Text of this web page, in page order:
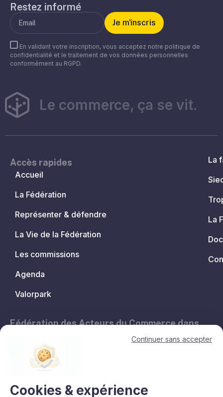
Restez informé
En validant votre inscription, vous acceptez notre politique de
confidentialité et le traitement de vos données personnelles
conformément au RGPD.
Le commerce, ça se vit.
Accès rapides
Accueil
La Fédération
Représenter & défendre
La Vie de la Fédération
Les commissions
Agenda
Valorpark
La
La
Fédération des Acteurs du Commerce dans
11, avenue de l'Opéra - 75001 Paris
contact@lesacteursducommerce.com
+33 1 53 43 82 60
Continuer sans accepter
Cookies & expérience